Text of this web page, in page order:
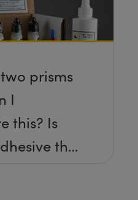
prisms
I
this? Is
that